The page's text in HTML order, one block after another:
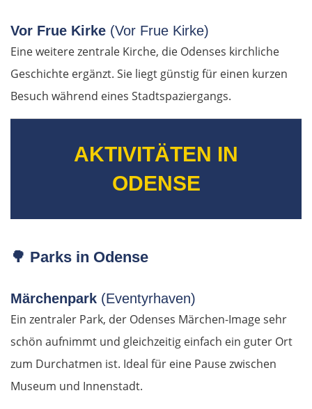
Vor Frue Kirke (Vor Frue Kirke)
Eine weitere zentrale Kirche, die Odenses kirchliche
Geschichte ergänzt. Sie liegt günstig für einen kurzen
Besuch während eines Stadtspaziergangs.
AKTIVITÄTEN IN
ODENSE
🌳 Parks in Odense
Märchenpark (Eventyrhaven)
Ein zentraler Park, der Odenses Märchen-Image sehr
schön aufnimmt und gleichzeitig einfach ein guter Ort
zum Durchatmen ist. Ideal für eine Pause zwischen
Museum und Innenstadt.
Bratislava
Nitra
Ungarn Nord
Esztergom
Budapest
Jászberény
Tiszafüred
Debrecen